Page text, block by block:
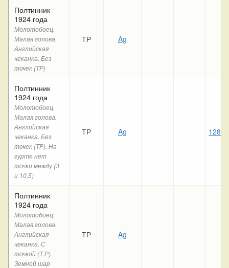
Полтинник
1924 года
Молотобоец.
Малая голова.
Английская
чеканка. Без
точек (ТР)
ТР Ag
Полтинник
1924 года
Молотобоец.
Малая голова.
Английская
чеканка. Без
точек (ТР). На
гурте нет
точки между (3
и 10,5)
ТР Ag 128
Полтинник
1924 года
Молотобоец.
Малая голова.
Английская
чеканка. С
точкой (Т.Р).
Земной шар
ТР Ag